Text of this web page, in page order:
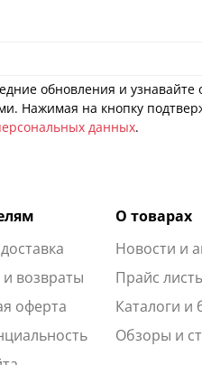
обновления и
Нажимая на кнопку
данных.
возвраты
оферта
О товарах
Новости и
Прайс
Каталоги
Обзоры и